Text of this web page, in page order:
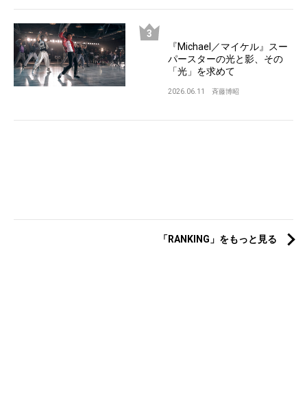
『Michael／マイケル』スー
パースターの光と影、その
「光」を求めて
2026.06.11 斉藤博昭
「RANKING」をもっと見る